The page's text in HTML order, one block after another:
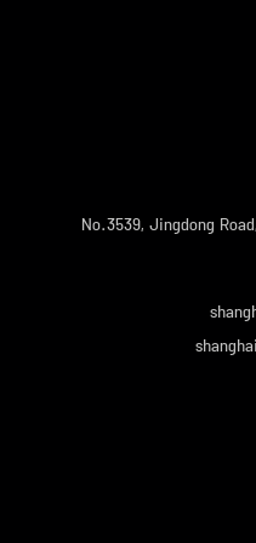
No.3539, Jingdong